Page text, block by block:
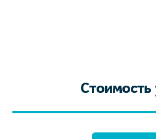
Стоимость